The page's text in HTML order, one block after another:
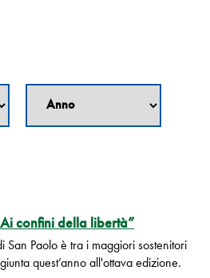
confini della libertà”
San Paolo è tra i maggiori sostenitori
quest’anno all'ottava edizione.